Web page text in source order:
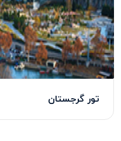
تور گرجستان